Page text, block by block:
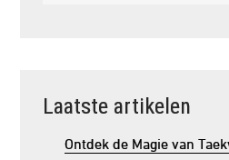
Laatste artikelen
Ontdek de Magie van